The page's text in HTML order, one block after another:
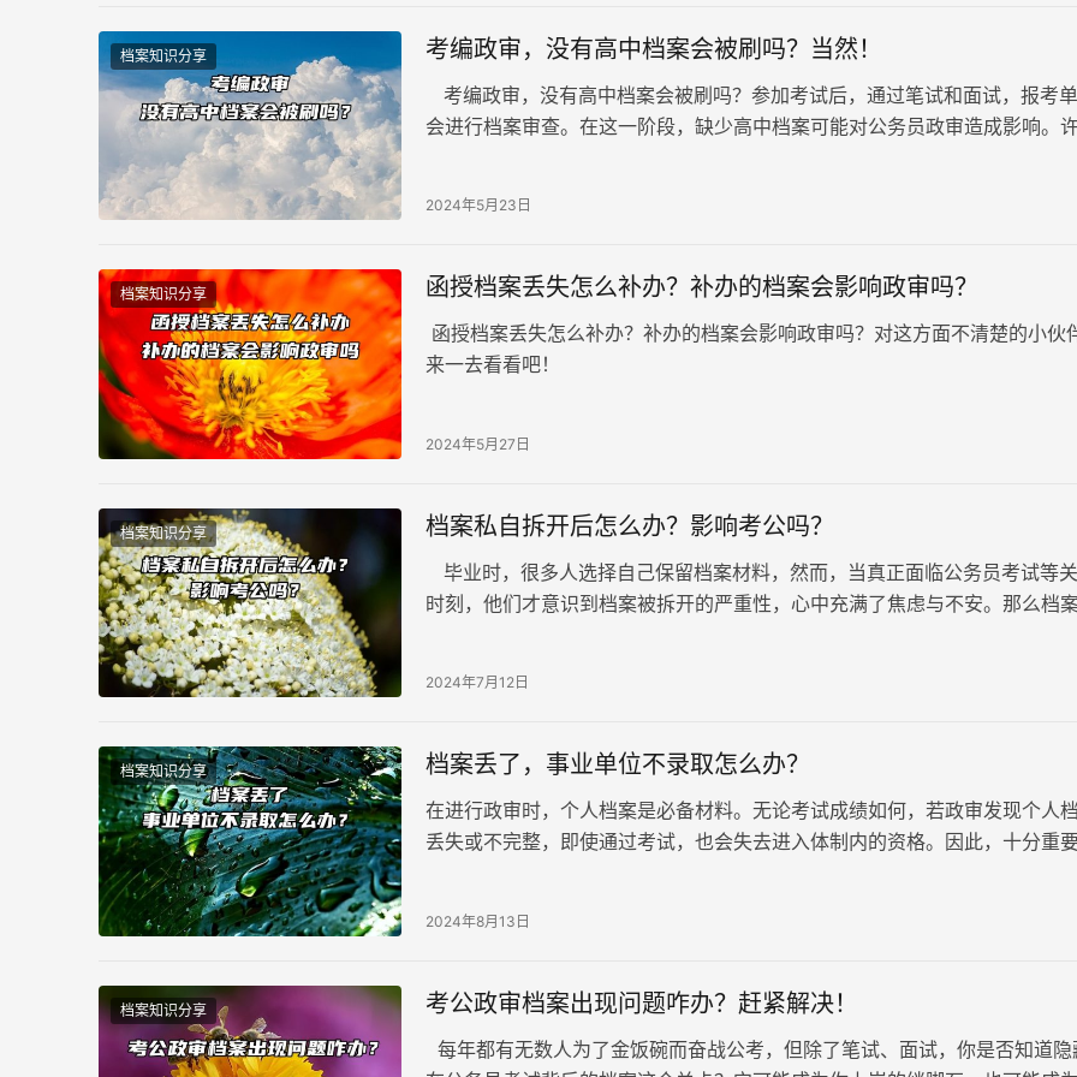
档案知识分享 考编政审，没有高中档案会被刷吗？当然！
考编政审，没有高中档案会被刷吗？参加考试后，通过笔试和面试，报考
会进行档案审查。在这一阶段，缺少高中档案可能对公务员政审造成影响。
2024年5月23日
档案知识分享 函授档案丢失怎么补办？补办的档案会影响政审吗？
函授档案丢失怎么补办？补办的档案会影响政审吗？对这方面不清楚的小伙
来一去看看吧！
2024年5月27日
档案知识分享 档案私自拆开后怎么办？影响考公吗？
毕业时，很多人选择自己保留档案材料，然而，当真正面临公务员考试等
时刻，他们才意识到档案被拆开的严重性，心中充满了焦虑与不安。那么档
2024年7月12日
档案知识分享 档案丢了，事业单位不录取怎么办？
在进行政审时，个人档案是必备材料。无论考试成绩如何，若政审发现个人
丢失或不完整，即使通过考试，也会失去进入体制内的资格。因此，十分重
2024年8月13日
档案知识分享 考公政审档案出现问题咋办？赶紧解决！
每年都有无数人为了金饭碗而奋战公考，但除了笔试、面试，你是否知道隐